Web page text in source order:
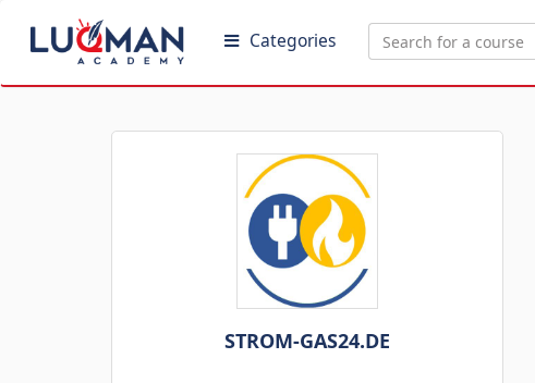
Categories
STROM-GAS24.DE